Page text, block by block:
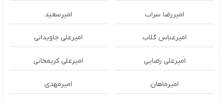
امیررضا سراب امیرسعید
امیرعباس گلاب امیرعلی جاویدانی
امیرعلی رضایی امیرعلی کریمخانی
امیرماهان امیرمهدی